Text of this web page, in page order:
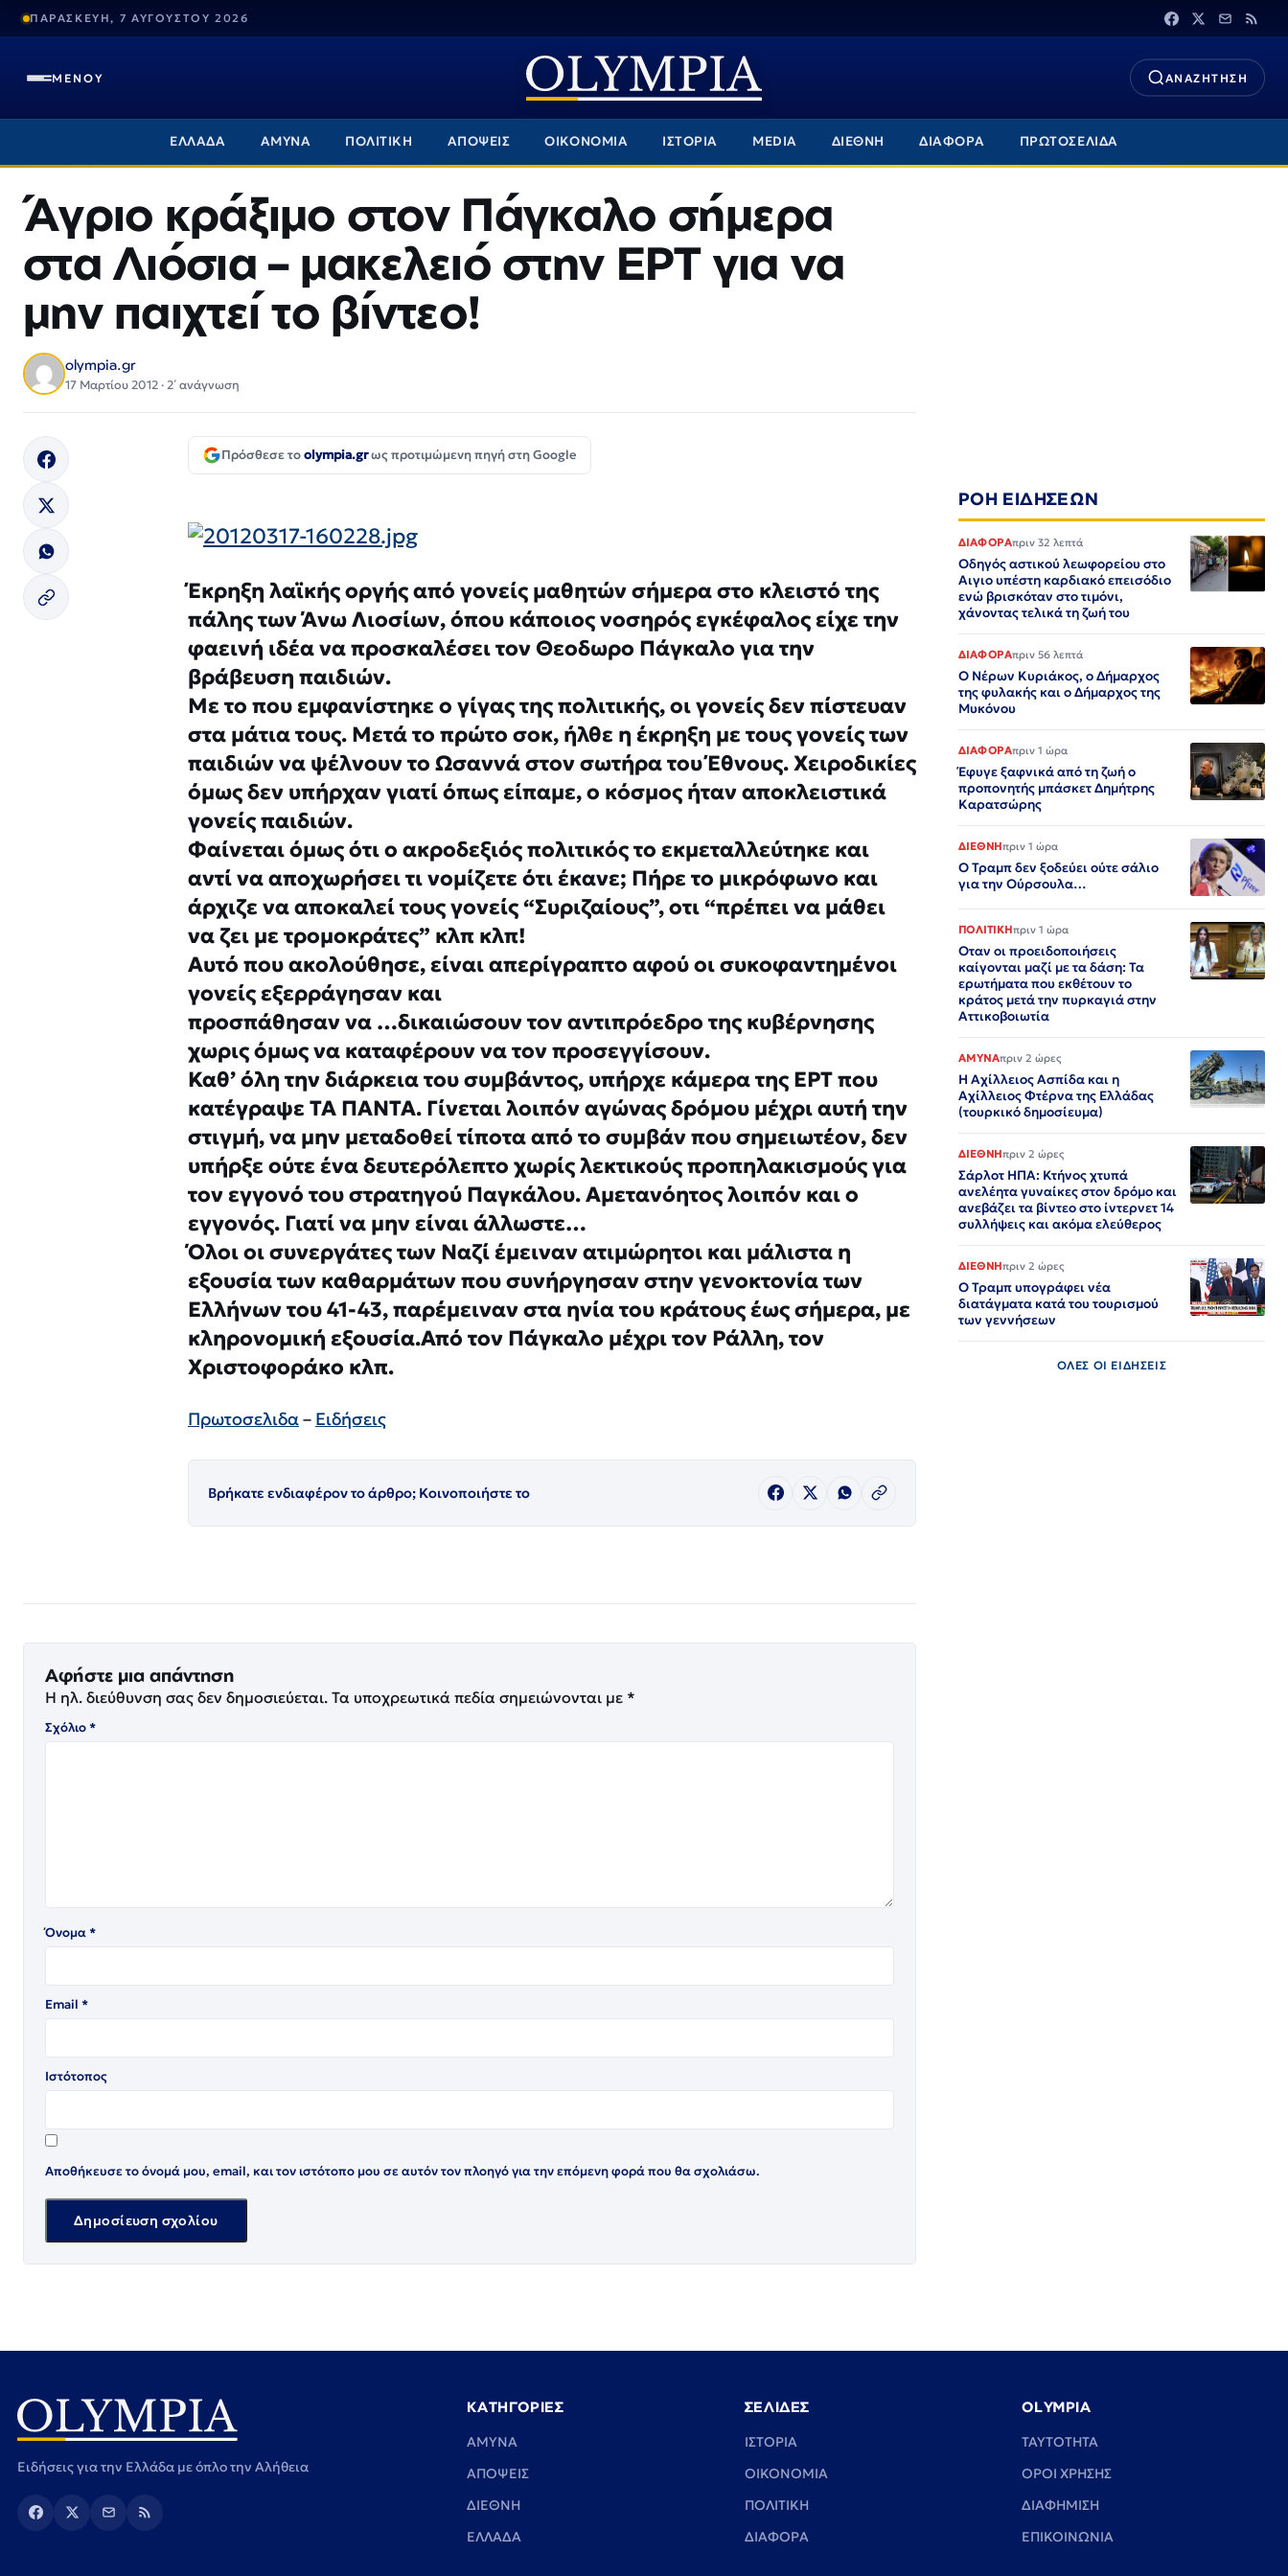
ΠΑΡΑΣΚΕΥΗ, 7 ΑΥΓΟΥΣΤΟΥ 2026
ΜΕΝΟΥ ΑΝΑΖΗΤΗΣΗ
ΕΛΛΑΔΑ ΑΜΥΝΑ ΠΟΛΙΤΙΚΗ ΑΠΟΨΕΙΣ ΟΙΚΟΝΟΜΙΑ ΙΣΤΟΡΙΑ MEDIA ΔΙΕΘΝΗ ΔΙΑΦΟΡΑ ΠΡΩΤΟΣΕΛΙΔΑ
Άγριο κράξιμο στον Πάγκαλο σήμερα
στα Λιόσια – μακελειό στην ΕΡΤ για να
μην παιχτεί το βίντεο!
olympia.gr
17 Μαρτίου 2012 · 2΄ ανάγνωση
Πρόσθεσε τοolympia.grως προτιμώμενη πηγή στη Google
Έκρηξη λαϊκής οργής από γονείς μαθητών σήμερα στο κλειστό της
πάλης των Άνω Λιοσίων, όπου κάποιος νοσηρός εγκέφαλος είχε την
φαεινή ιδέα να προσκαλέσει τον Θεοδωρο Πάγκαλο για την
βράβευση παιδιών.
Με το που εμφανίστηκε ο γίγας της πολιτικής, οι γονείς δεν πίστευαν
στα μάτια τους. Μετά το πρώτο σοκ, ήλθε η έκρηξη με τους γονείς των
παιδιών να ψέλνουν το Ωσαννά στον σωτήρα του Έθνους. Χειροδικίες
όμως δεν υπήρχαν γιατί όπως είπαμε, ο κόσμος ήταν αποκλειστικά
γονείς παιδιών.
Φαίνεται όμως ότι ο ακροδεξιός πολιτικός το εκμεταλλεύτηκε και
αντί να αποχωρήσει τι νομίζετε ότι έκανε; Πήρε το μικρόφωνο και
άρχιζε να αποκαλεί τους γονείς “Συριζαίους”, οτι “πρέπει να μάθει
να ζει με τρομοκράτες” κλπ κλπ!
Αυτό που ακολούθησε, είναι απερίγραπτο αφού οι συκοφαντημένοι
γονείς εξερράγησαν και
προσπάθησαν να …δικαιώσουν τον αντιπρόεδρο της κυβέρνησης
χωρις όμως να καταφέρουν να τον προσεγγίσουν.
Καθ’ όλη την διάρκεια του συμβάντος, υπήρχε κάμερα της ΕΡΤ που
κατέγραψε ΤΑ ΠΑΝΤΑ. Γίνεται λοιπόν αγώνας δρόμου μέχρι αυτή την
στιγμή, να μην μεταδοθεί τίποτα από το συμβάν που σημειωτέον, δεν
υπήρξε ούτε ένα δευτερόλεπτο χωρίς λεκτικούς προπηλακισμούς για
τον εγγονό του στρατηγού Παγκάλου. Αμετανόητος λοιπόν και ο
εγγονός. Γιατί να μην είναι άλλωστε…
Όλοι οι συνεργάτες των Ναζί έμειναν ατιμώρητοι και μάλιστα η
εξουσία των καθαρμάτων που συνήργησαν στην γενοκτονία των
Ελλήνων του 41-43, παρέμειναν στα ηνία του κράτους έως σήμερα, με
κληρονομική εξουσία.Από τον Πάγκαλο μέχρι τον Ράλλη, τον
Χριστοφοράκο κλπ.
Πρωτοσελιδα– Ειδήσεις
Βρήκατε ενδιαφέρον το άρθρο; Κοινοποιήστε το
Αφήστε μια απάντηση
Η ηλ. διεύθυνση σας δεν δημοσιεύεται. Τα υποχρεωτικά πεδία σημειώνονται με *
Σχόλιο*
Όνομα*
Email *
Ιστότοπος
Αποθήκευσε το όνομά μου, email, και τον ιστότοπο μου σε αυτόν τον πλοηγό για την επόμενη φορά που θα σχολιάσω.
ΡΟΗ ΕΙΔΗΣΕΩΝ
ΔΙΑΦΟΡΑπριν 32 λεπτά
Οδηγός αστικού λεωφορείου στο
Αιγιο υπέστη καρδιακό επεισόδιο
ενώ βρισκόταν στο τιμόνι,
χάνοντας τελικά τη ζωή του
ΔΙΑΦΟΡΑπριν 56 λεπτά
Ο Νέρων Κυριάκος, o Δήμαρχος
της φυλακής και ο Δήμαρχος της
Μυκόνου
ΔΙΑΦΟΡΑπριν 1 ώρα
Έφυγε ξαφνικά από τη ζωή ο
προπονητής μπάσκετ Δημήτρης
Καρατσώρης
ΔΙΕΘΝΗπριν 1 ώρα
Ο Τραμπ δεν ξοδεύει ούτε σάλιο
για την Ούρσουλα…
ΠΟΛΙΤΙΚΗπριν 1 ώρα
Οταν οι προειδοποιήσεις
καίγονται μαζί με τα δάση: Τα
ερωτήματα που εκθέτουν το
κράτος μετά την πυρκαγιά στην
Αττικοβοιωτία
ΑΜΥΝΑπριν 2 ώρες
Η Αχίλλειος Ασπίδα και η
Αχίλλειος Φτέρνα της Ελλάδας
(τουρκικό δημοσίευμα)
ΔΙΕΘΝΗπριν 2 ώρες
Σάρλοτ ΗΠΑ: Κτήνος χτυπά
ανελέητα γυναίκες στον δρόμο και
ανεβάζει τα βίντεο στο ίντερνετ 14
συλλήψεις και ακόμα ελεύθερος​​​​​​​​​​​​​​​​​​​​​​​​​​​​​​​​​​​​​​​​​​​​​​​​​​
ΔΙΕΘΝΗπριν 2 ώρες
Ο Τραμπ υπογράφει νέα
διατάγματα κατά του τουρισμού
των γεννήσεων
ΟΛΕΣ ΟΙ ΕΙΔΗΣΕΙΣ
Ειδήσεις για την Ελλάδα με όπλο την Αλήθεια
ΚΑΤΗΓΟΡΙΕΣ
ΑΜΥΝΑ
ΑΠΟΨΕΙΣ
ΔΙΕΘΝΗ
ΕΛΛΑΔΑ
ΣΕΛΙΔΕΣ
ΙΣΤΟΡΙΑ
ΟΙΚΟΝΟΜΙΑ
ΠΟΛΙΤΙΚΗ
ΔΙΑΦΟΡΑ
OLYMPIA
TAYTOTHTA
ΟΡΟΙ ΧΡΗΣΗΣ
ΔΙΑΦΗΜΙΣΗ
ΕΠΙΚΟΙΝΩΝΙΑ